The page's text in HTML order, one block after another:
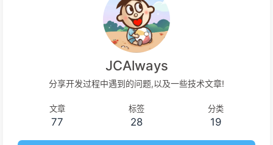
JCAlways
分享开发过程中遇到的问题,以及一些技术文章!
文章
77
标签
28
分类
19